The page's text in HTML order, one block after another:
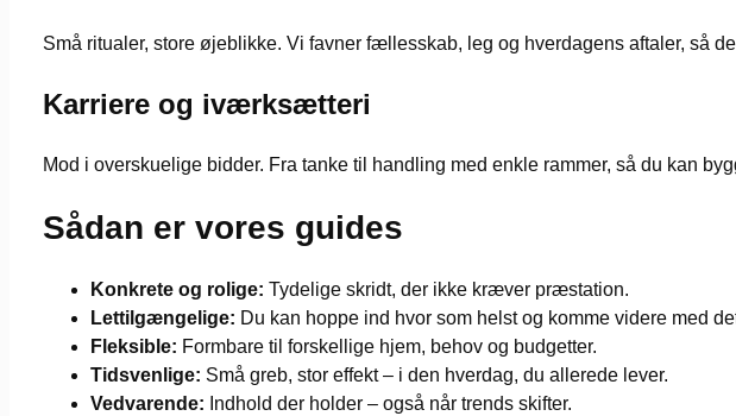
Små ritualer, store øjeblikke. Vi favner fællesskab, leg og hverdagens aftaler, så
Karriere og iværksætteri
Mod i overskuelige bidder. Fra tanke til handling med enkle rammer, så du kan
Sådan er vores guides
Konkrete og rolige: Tydelige skridt, der ikke kræver præstation.
Lettilgængelige: Du kan hoppe ind hvor som helst og komme videre med
Fleksible: Formbare til forskellige hjem, behov og budgetter.
Tidsvenlige: Små greb, stor effekt – i den hverdag, du allerede lever.
Vedvarende: Indhold der holder – også når trends skifter.